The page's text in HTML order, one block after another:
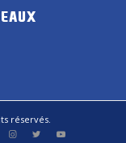
réservés.